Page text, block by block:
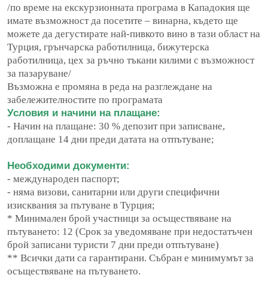
/по време на екскурзионната програма в Кападокия ще
имате възможност да посетите – винарна, където ще
можете да дегустирате най-пивкото вино в тази област на
Турция, грънчарска работилница, бижутерска
работилница, цех за ръчно тъкани килими с възможност
за пазаруване/
Възможна е промяна в реда на разглеждане на
забележителностите по програмата
Условия и начини на плащане:
- Начин на плащане: 30 % депозит при записване,
доплащане 14 дни преди датата на отпътуване;
Необходими документи:
- международен паспорт;
- няма визови, санитарни или други специфични
изисквания за пътуване в Турция;
* Минимален брой участници за осъществяване на
пътуването: 12 (Срок за уведомяване при недостатъчен
брой записани туристи 7 дни преди отпътуване)
** Всички дати са гарантирани. Събран е минимумът за
осъществяване на пътуването.